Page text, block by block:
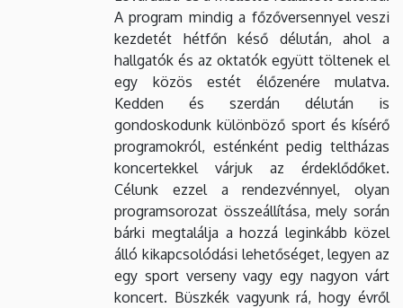
A program mindig a főzőversennyel veszi
kezdetét hétfőn késő délután, ahol a
hallgatók és az oktatók együtt töltenek el
egy közös estét élőzenére mulatva.
Kedden és szerdán délután is
gondoskodunk különböző sport és kísérő
programokról, esténként pedig teltházas
koncertekkel várjuk az érdeklődőket.
Célunk ezzel a rendezvénnyel, olyan
programsorozat összeállítása, mely során
bárki megtalálja a hozzá leginkább közel
álló kikapcsolódási lehetőséget, legyen az
egy sport verseny vagy egy nagyon várt
koncert. Büszkék vagyunk rá, hogy évről